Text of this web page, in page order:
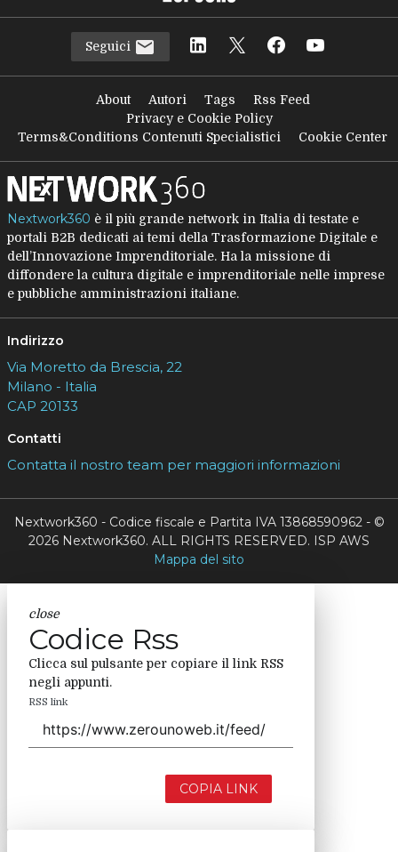
Seguici
About Autori Tags
Rss Feed
Privacy e Cookie Policy
Terms&Conditions Contenuti Specialistici
Cookie Center
Nextwork360 è il più grande network in Italia di testate e
portali B2B dedicati ai temi della Trasformazione Digitale e
dell’Innovazione Imprenditoriale. Ha la missione di
diffondere la cultura digitale e imprenditoriale nelle imprese
e pubbliche amministrazioni italiane.
Indirizzo
Via Moretto da Brescia, 22
Milano - Italia
CAP 20133
Contatti
Contatta il nostro team per maggiori informazioni
Nextwork360 - Codice fiscale e Partita IVA 13868590962 - ©
2026 Nextwork360. ALL RIGHTS RESERVED. ISP AWS
Mappa del sito
close
Codice Rss
Clicca sul pulsante per copiare il link RSS
negli appunti.
RSS link
COPIA LINK